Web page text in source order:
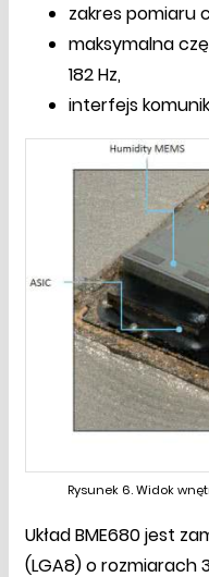
zakres pomiaru
maksymalna
182 Hz,
interfejs
Rysunek 6. Widok
Układ BME680 jest
(LGA8) o rozmiarach